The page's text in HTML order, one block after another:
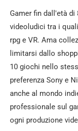
Gamer fin dall'età
videoludici tra i
rpg e VR. Ama
limitarsi dallo
10 giochi nello
preferenza Sony e
anche al mondo
professionale sul
ogni produzione